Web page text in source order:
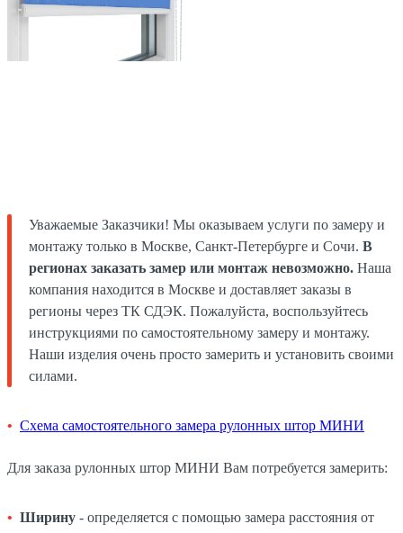
Уважаемые Заказчики! Мы оказываем услуги по замеру и
монтажу только в Москве, Санкт-Петербурге и Сочи. В
регионах заказать замер или монтаж невозможно. Наша
компания находится в Москве и доставляет заказы в
регионы через ТК СДЭК. Пожалуйста, воспользуйтесь
инструкциями по самостоятельному замеру и монтажу.
Наши изделия очень просто замерить и установить своими
силами.
Схема самостоятельного замера рулонных штор МИНИ
Для заказа рулонных штор МИНИ Вам потребуется замерить:
Ширину - определяется с помощью замера расстояния от